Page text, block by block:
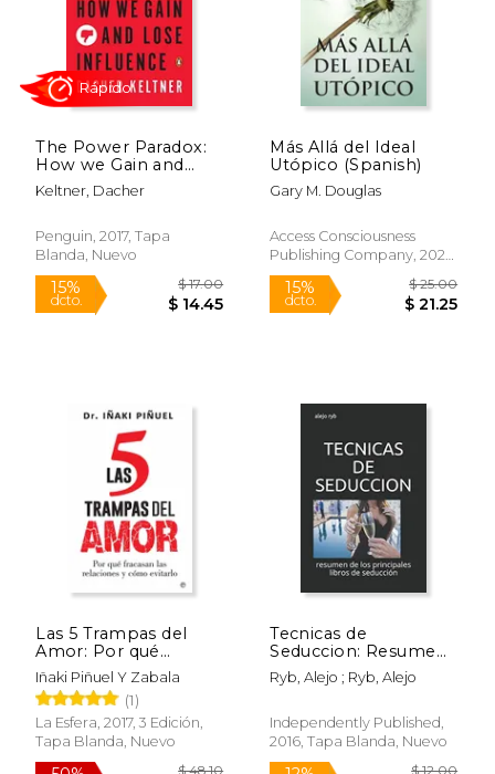
25%
dcto.
50%
dcto.
15%
dcto. $ 35.70
50%
dcto.
The Power Paradox:
How we Gain and
Lose Influence (en
Inglés)
Keltner, Dacher
Penguin, 2017, Tapa
Blanda, Nuevo
Más Allá del Ideal
Utópico (Spanish)
Gary M. Douglas
Access Consciousness
Publishing Company, 2022,
Tapa Blanda, Nuevo
Las 5 Trampas del
Amor: Por qué
Fracasan las
Relaciones y Cómo
Evitarlo
Iñaki Piñuel Y Zabala
(1)
La Esfera, 2017, 3 Edición,
Tapa Blanda, Nuevo
Tecnicas de
Seduccion: Resumen
de los Principales
Libros de Seducción
Ryb, Alejo ; Ryb, Alejo
Independently Published,
2016, Tapa Blanda, Nuevo